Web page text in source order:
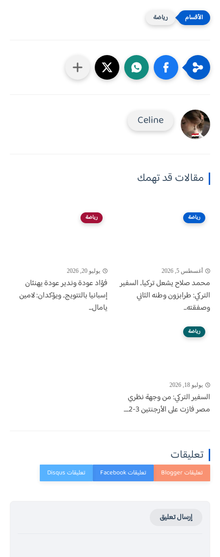
رياضة
Celine
مقالات قد تهمك
رياضة
أغسطس 5, 2026
محمد صلاح يشعل تركيا.. السفير
التركي: طرابزون وطنه الثاني
وصفقته...
رياضة
يوليو 20, 2026
فؤاد عودة وندير عودة يهنئان
إسبانيا بالتتويج.. ويؤكدان: لامين
يامال...
رياضة
يوليو 18, 2026
السفير التركي: من وجهة نظري
مصر فازت على الأرجنتين 3-2.....
تعليقات
إرسال تعليق